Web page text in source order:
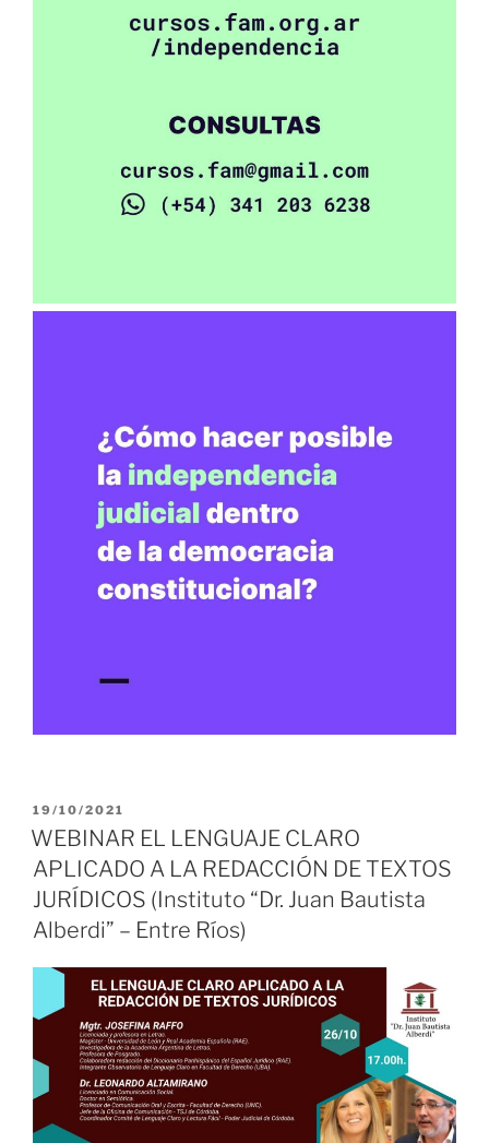
PUBLICADO
EL
19/10/2021
WEBINAR EL LENGUAJE CLARO
APLICADO A LA REDACCIÓN DE TEXTOS
JURÍDICOS (Instituto “Dr. Juan Bautista
Alberdi” – Entre Ríos)